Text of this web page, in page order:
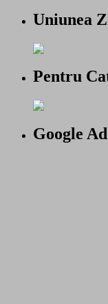
Uniunea
Pentru
Google